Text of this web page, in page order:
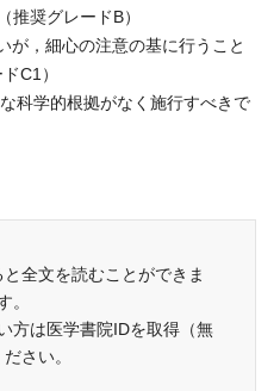
推奨グレードB）
が，細心の注意の基に行うこと
C1）
科学的根拠がなく施行すべきで
全文を読むことができま
。
方は医学書院IDを取得（無
さい。